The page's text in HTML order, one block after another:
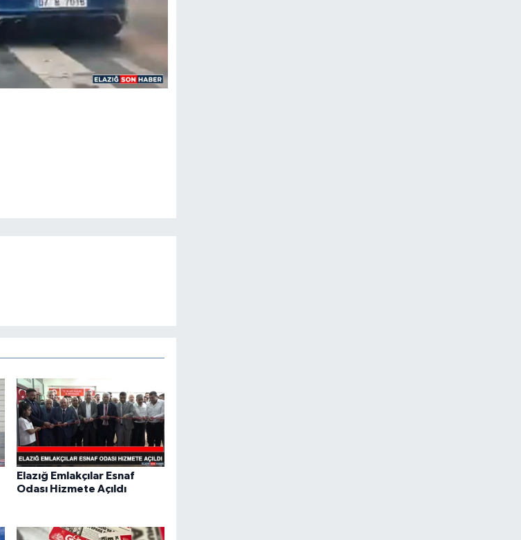
Elazığ Emlakçılar Esnaf
Odası Hizmete Açıldı